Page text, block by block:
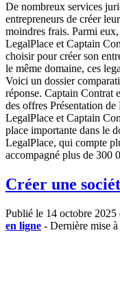
De nombreux services
entrepreneurs de créer
moindres frais. Parmi
LegalPlace et Captain
choisir pour créer son
le même domaine, ces
Voici un dossier
réponse. Captain Contrat
des offres Présentation
LegalPlace et Captain
place importante dans le
LegalPlace, qui compte
accompagné plus de
Créer une
Publié le 14 octobre 2025
en ligne - Dernière mise